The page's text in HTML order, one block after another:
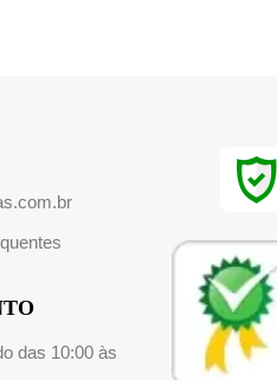
das 10:00 às